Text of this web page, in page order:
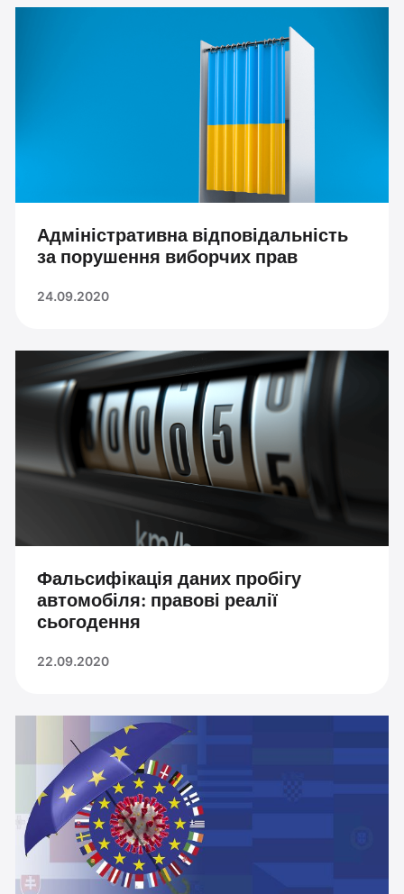
Адміністративна відповідальність
за порушення виборчих прав
24.09.2020
Фальсифікація даних пробігу
автомобіля: правові реалії
сьогодення
22.09.2020